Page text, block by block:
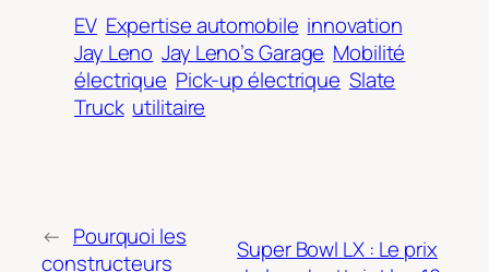
EV Expertise automobile innovation
Jay Leno Jay Leno’s Garage Mobilité
électrique Pick-up électrique Slate
Truck utilitaire
← Pourquoi les
constructeurs
Super Bowl LX : Le prix